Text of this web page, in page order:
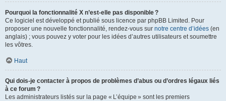
Pourquoi la fonctionnalité X n’est-elle pas disponible ?
Ce logiciel est développé et publié sous licence par phpBB Limited. Pour
proposer une nouvelle fonctionnalité, rendez-vous sur notre centre d’idées (en
anglais) ; vous pouvez y voter pour les idées d’autres utilisateurs et soumettre
les vôtres.
Haut
Qui dois-je contacter à propos de problèmes d’abus ou d’ordres légaux liés
à ce forum ?
Les administrateurs listés sur la page « L’équipe » sont les premiers